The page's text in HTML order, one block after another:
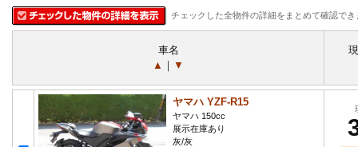
チェックした全物件の詳細をまとめて確認でき
車名
▲ ｜ ▼
ヤマハ YZF-R15
ヤマハ 150cc
展示在庫あり
灰/灰